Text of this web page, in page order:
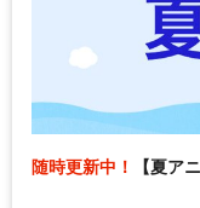
随時更新中！ 【夏ア